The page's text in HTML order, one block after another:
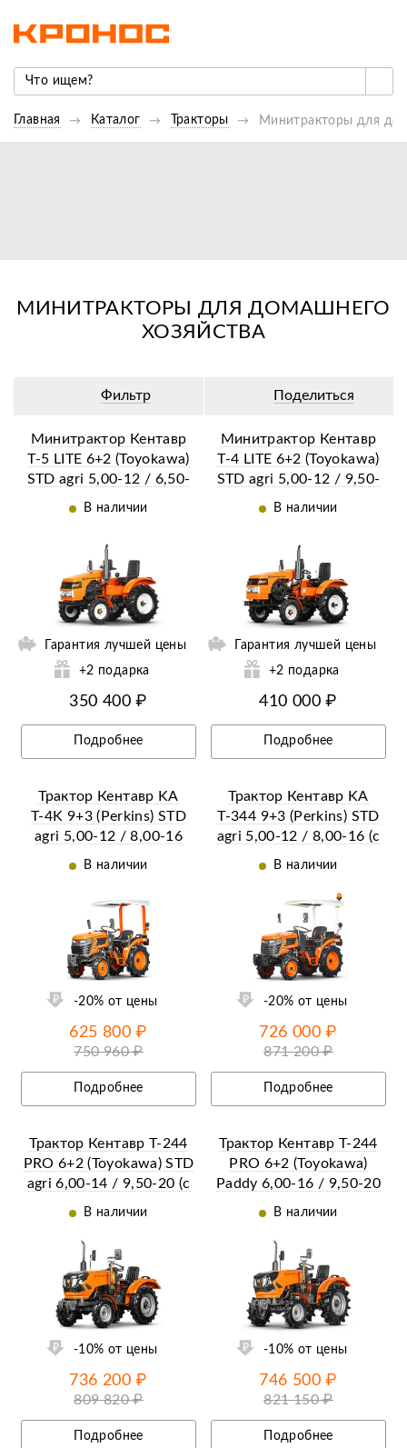
Главная Каталог Тракторы Минитракторы для
МИНИТРАКТОРЫ ДЛЯ ДОМАШНЕГО
ХОЗЯЙСТВА
Фильтр Поделиться
Минитрактор Кентавр
Т-5 LITE 6+2 (Toyokawa)
STD agri 5,00-12 / 6,50-
16 + (фреза/плуг)
В наличии
Гарантия лучшей цены
+2 подарка
350 400 ₽
Подробнее
Минитрактор Кентавр
Т-4 LITE 6+2 (Toyokawa)
STD agri 5,00-12 / 9,50-
16 + (фреза/плуг)
В наличии
Ещё 41 фотография
Гарантия лучшей цены
+2 подарка
410 000 ₽
Подробнее
Трактор Кентавр KA
Т-4K 9+3 (Perkins) STD
agri 5,00-12 / 8,00-16
В наличии
-20% от цены
625 800 ₽
750 960 ₽
Подробнее
Трактор Кентавр KA
Т-344 9+3 (Perkins) STD
agri 5,00-12 / 8,00-16 (с
ПСМ)
В наличии
Ещё 33 фотографии
-20% от цены
726 000 ₽
871 200 ₽
Подробнее
Трактор Кентавр Т-244
PRO 6+2 (Toyokawa) STD
agri 6,00-14 / 9,50-20 (с
ПСМ)
В наличии
-10% от цены
736 200 ₽
809 820 ₽
Подробнее
Трактор Кентавр Т-244
PRO 6+2 (Toyokawa)
Paddy 6,00-16 / 9,50-20
(с ПСМ)
В наличии
Ещё 2 фотографии
-10% от цены
746 500 ₽
821 150 ₽
Подробнее